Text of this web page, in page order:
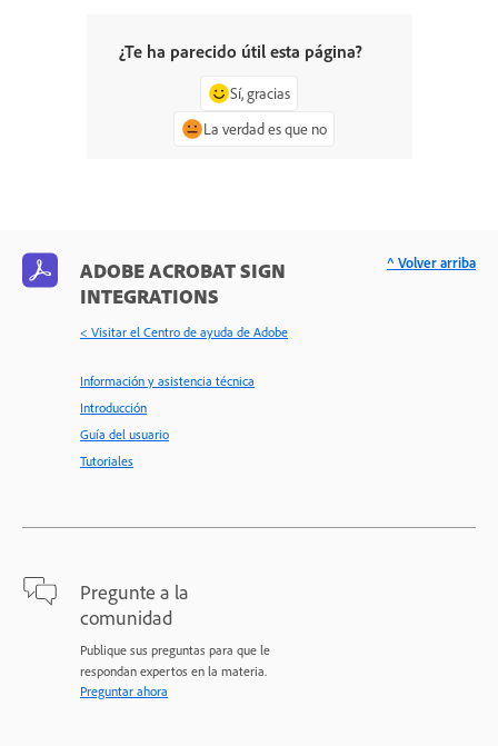
¿Te ha parecido útil esta página?
Sí, gracias
La verdad es que no
ADOBE ACROBAT SIGN
INTEGRATIONS
< Visitar el Centro de ayuda de Adobe
Información y asistencia técnica
Introducción
Guía del usuario
Tutoriales
Pregunte a la
comunidad
Publique sus preguntas para que le
respondan expertos en la materia.
Preguntar ahora
^ Volver arriba